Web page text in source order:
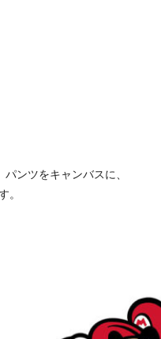
ンツをキャンバスに、
。